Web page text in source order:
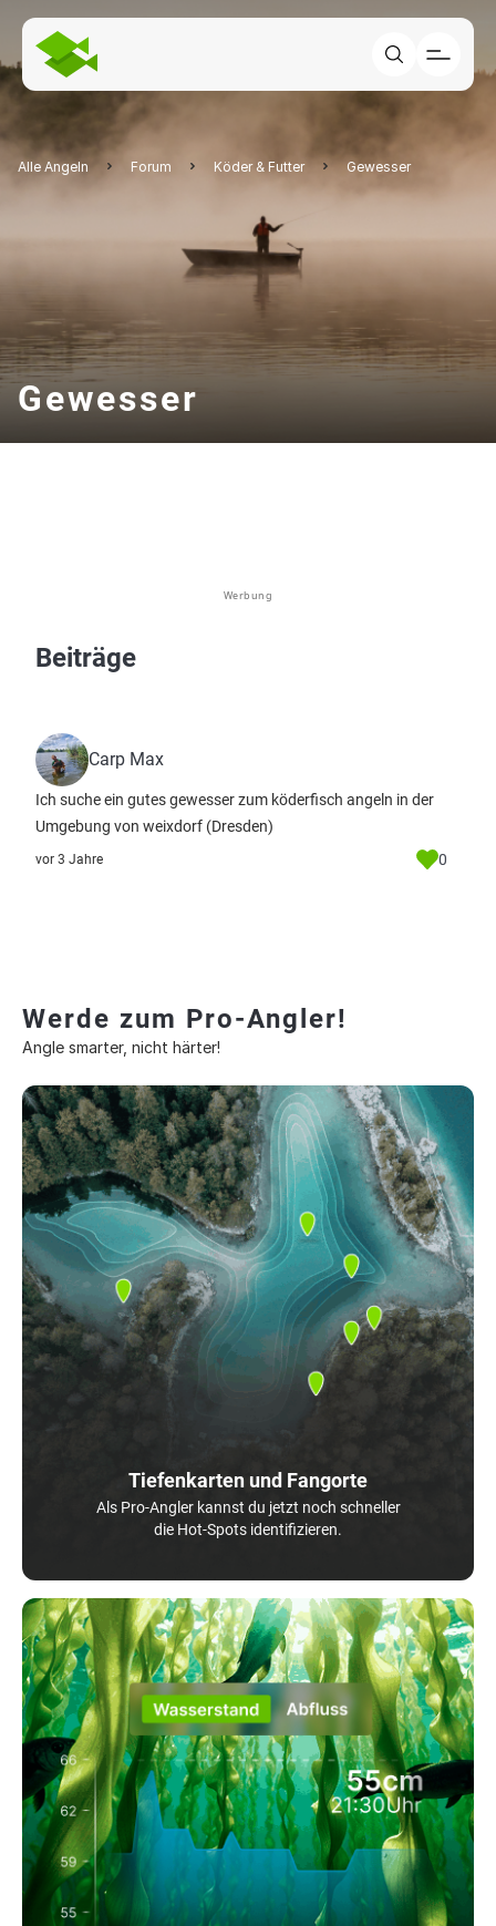
Alle Angeln Forum Köder & Futter Gewesser
Gewesser
Werbung
Beiträge
Carp Max
Ich suche ein gutes gewesser zum köderfisch angeln in der
Umgebung von weixdorf (Dresden)
vor 3 Jahre 0
Werde zum Pro-Angler!
Angle smarter, nicht härter!
Tiefenkarten und Fangorte
Als Pro-Angler kannst du jetzt noch schneller
die Hot-Spots identifizieren.